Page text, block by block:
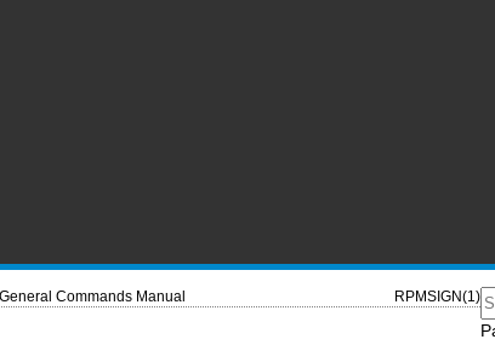
General Commands Manual RPMSIGN(1)